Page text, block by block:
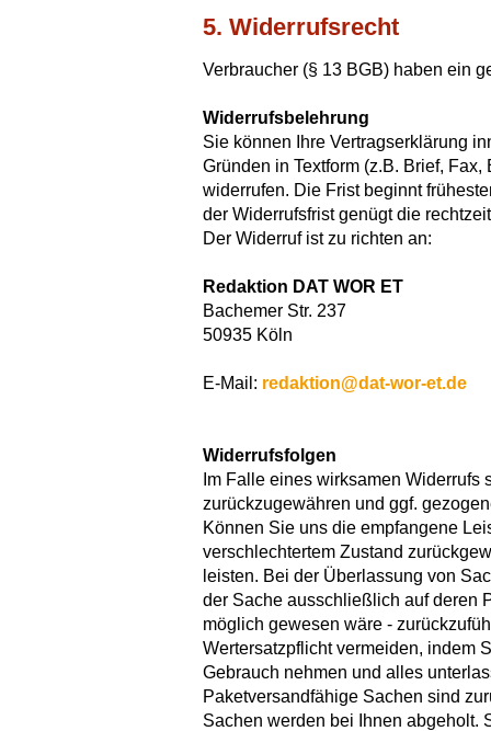
5. Widerrufsrecht
Verbraucher (§ 13 BGB) haben ein
Widerrufsbelehrung
Sie können Ihre Vertragserklärung
Gründen in Textform (z.B. Brief,
widerrufen. Die Frist beginnt
der Widerrufsfrist genügt die
Der Widerruf ist zu richten an:
Redaktion DAT WOR ET
Bachemer Str. 237
50935 Köln
E-Mail: redaktion@dat-wor-et.de
Widerrufsfolgen
Im Falle eines wirksamen
zurückzugewähren und ggf.
Können Sie uns die empfangene
verschlechtertem Zustand
leisten. Bei der Überlassung von
der Sache ausschließlich auf deren
möglich gewesen wäre -
Wertersatzpflicht vermeiden, indem
Gebrauch nehmen und alles
Paketversandfähige Sachen sind
Sachen werden bei Ihnen abgeholt.